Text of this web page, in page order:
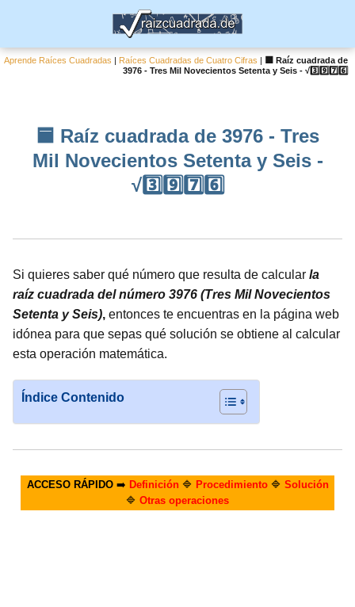
Aprende Raíces Cuadradas | Raíces Cuadradas de Cuatro Cifras |
🟦 Raíz cuadrada de
3976 - Tres Mil Novecientos Setenta y Seis - √3️⃣9️⃣7️⃣6️⃣
🟦 Raíz cuadrada de 3976 - Tres
Mil Novecientos Setenta y Seis -
√3️⃣9️⃣7️⃣6️⃣
Si quieres saber qué número que resulta de calcular la
raíz cuadrada del número 3976 (Tres Mil Novecientos
Setenta y Seis), entonces te encuentras en la página web
idónea para que sepas qué solución se obtiene al calcular
esta operación matemática.
Índice Contenido
ACCESO RÁPIDO➡️ Definición🔷 Procedimiento🔷 Solución
🔷 Otras operaciones